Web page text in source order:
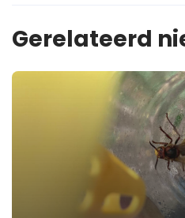
Gerelateerd